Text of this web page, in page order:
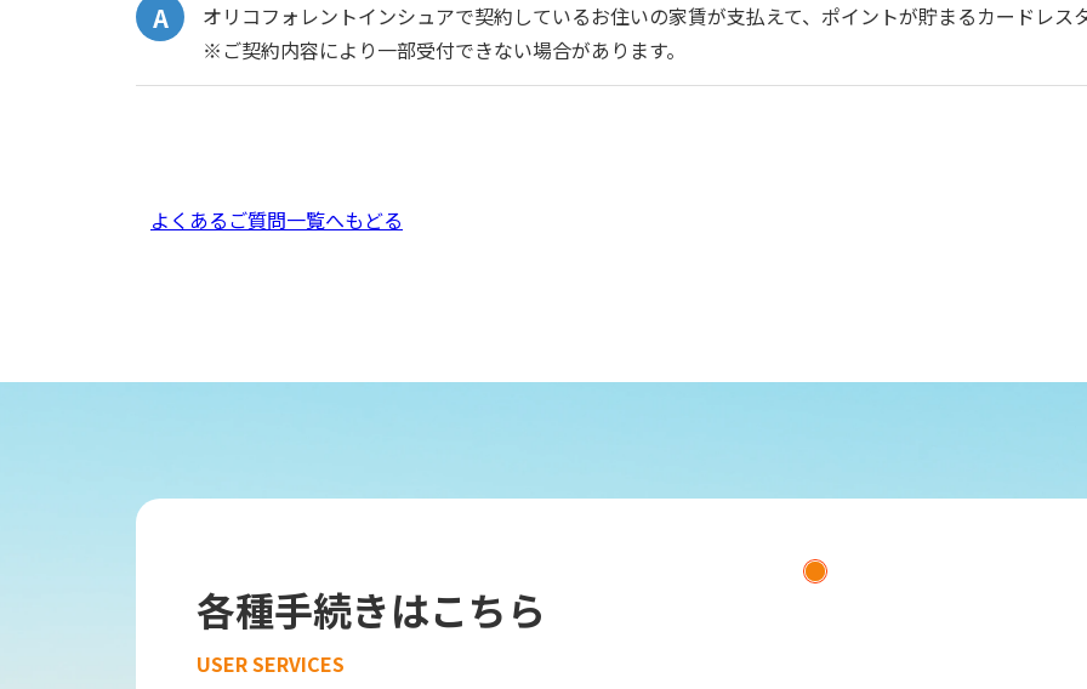
オリコフォレントインシュアで契約しているお住いの家賃が支払えて、ポイントが貯まるカードレス
※ご契約内容により一部受付できない場合があります。
よくあるご質問一覧へもどる
各種手続きはこちら
USER SERVICES